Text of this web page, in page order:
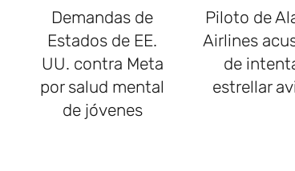
Demandas de
Estados de EE.
UU. contra Meta
por salud mental
de jóvenes
Piloto de
Airlines
de
estrellar